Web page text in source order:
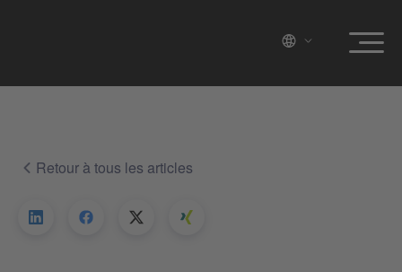
Retour à tous les articles